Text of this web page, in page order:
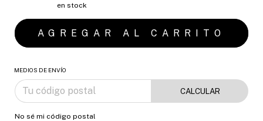
en stock
MEDIOS DE ENVÍO
CALCULAR
No sé mi código postal